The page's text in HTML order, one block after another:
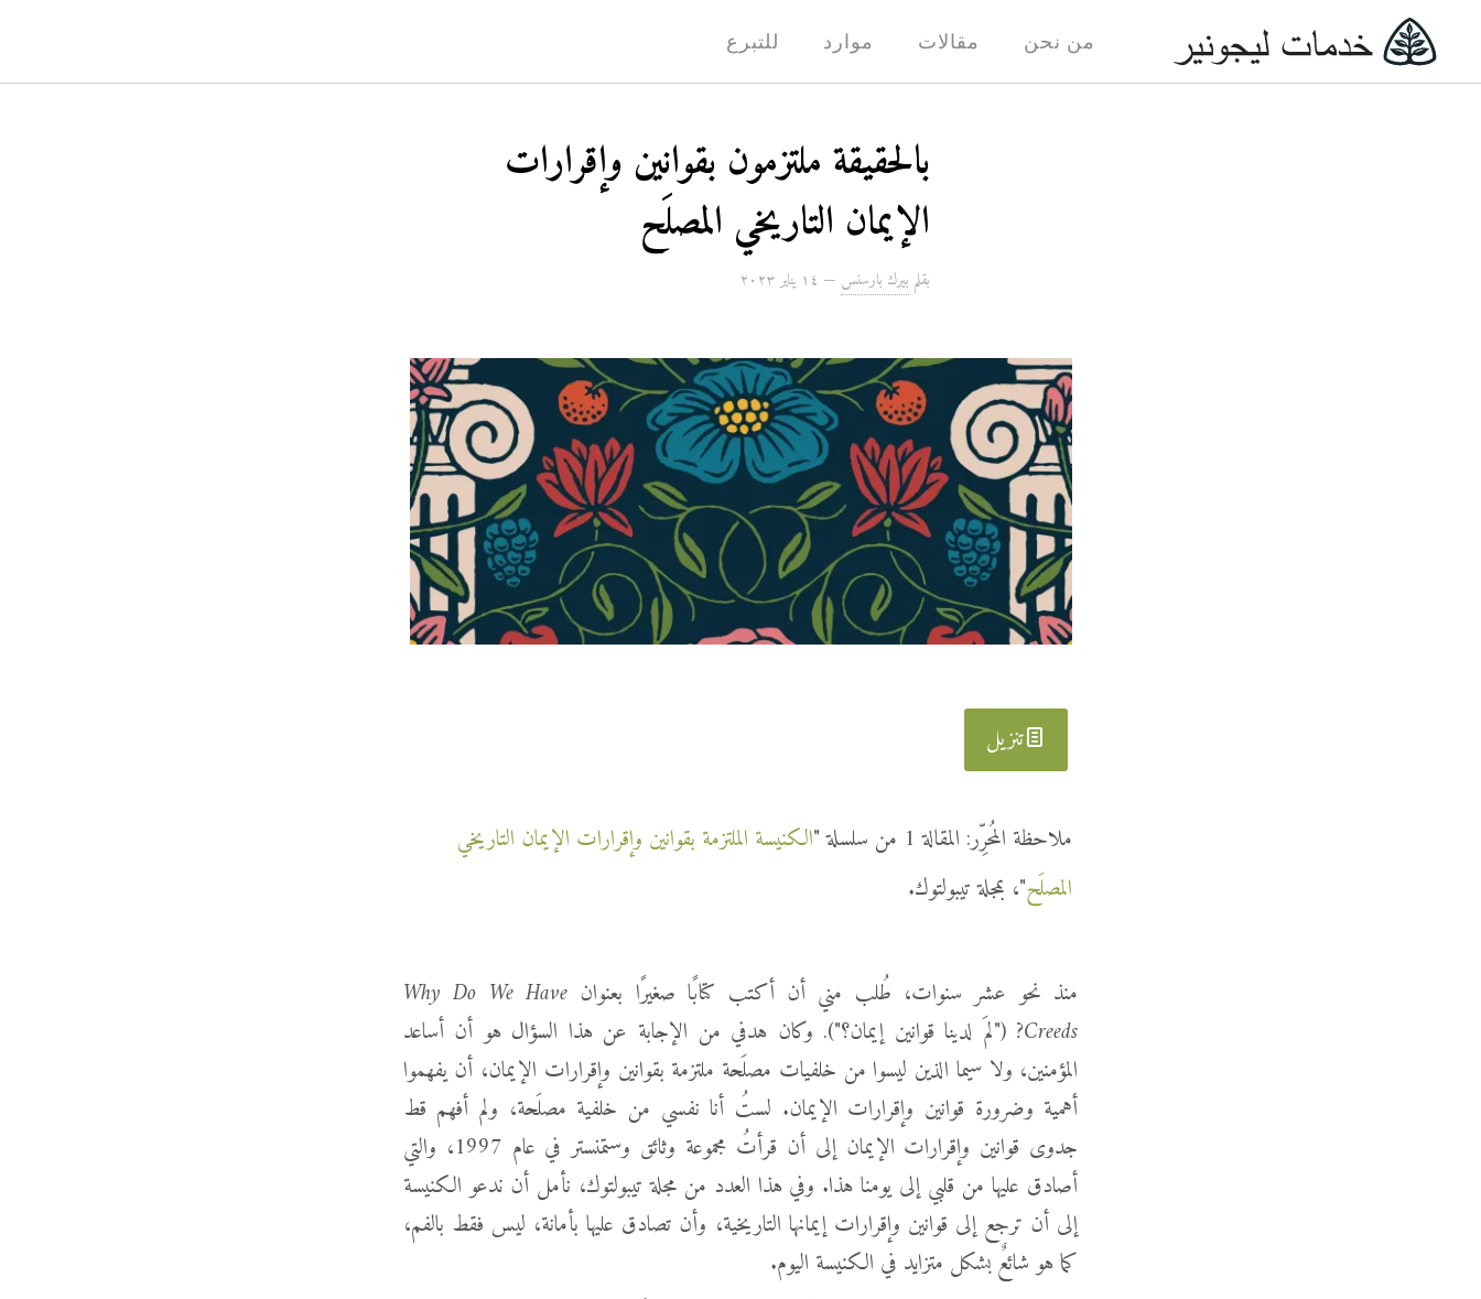
من نحن مقالات موارد للتبرع
بالحقيقة ملتزمون بقوانين وإقرارات
الإيمان التاريخي المصلَح
بقلم بيرك بارسنس — ۱٤ يناير ۲۰۲۳
تنزيل
ملاحظة المُحرِّر: المقالة 1 من سلسلة "
الكنيسة الملتزمة بقوانين وإقرارات الإيمان التاريخي
المصلَح"، بمجلة تيبولتوك.
منذ نحو عشر سنوات، طُلب مني أن أكتب كتابًا صغيرًا بعنوانWhy Do We Have
Creeds? ("لمَ لدينا قوانين إيمان؟"). وكان هدفي من الإجابة عن هذا السؤال هو أن أساعد
المؤمنين، ولا سيما الذين ليسوا من خلفيات مصلَحة ملتزمة بقوانين وإقرارات الإيمان، أن يفهموا
أهمية وضرورة قوانين وإقرارات الإيمان. لستُ أنا نفسي من خلفية مصلَحة، ولم أفهم قط
جدوى قوانين وإقرارات الإيمان إلى أن قرأتُ مجموعة وثائق وستمنستر في عام 1997، والتي
أصادق عليها من قلبي إلى يومنا هذا. وفي هذا العدد من مجلة تيبولتوك، نأمل أن ندعو الكنيسة
إلى أن ترجع إلى قوانين وإقرارات إيمانها التاريخية، وأن تصادق عليها بأمانة، ليس فقط بالفم،
كما هو شائعٌ بشكل متزايد في الكنيسة اليوم.